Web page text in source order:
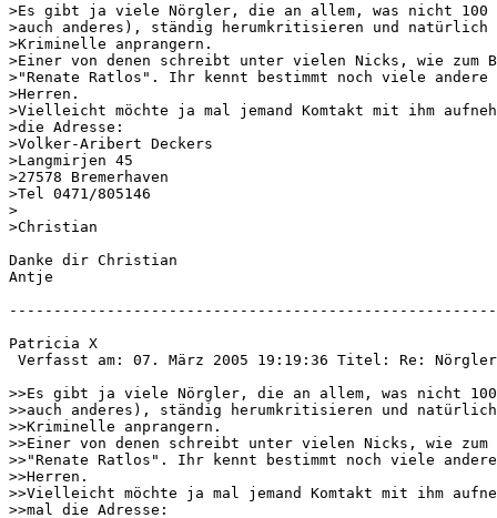
>Es gibt ja viele Nörgler, die an allem, was nicht 100
>auch anderes), ständig herumkritisieren und natürlich
>Kriminelle anprangern.
>Einer von denen schreibt unter vielen Nicks, wie zum
>"Renate Ratlos". Ihr kennt bestimmt noch viele andere
>Herren.
>Vielleicht möchte ja mal jemand Komtakt mit ihm
>die Adresse:
>Volker-Aribert Deckers
>Langmirjen 45
>27578 Bremerhaven
>Tel 0471/805146
>
>Christian
Danke dir Christian
Antje
Patricia X
Verfasst am: 07. März 2005 19:19:36 Titel: Re: Nörgler
>>Es gibt ja viele Nörgler, die an allem, was nicht
>>auch anderes), ständig herumkritisieren und
>>Kriminelle anprangern.
>>Einer von denen schreibt unter vielen Nicks, wie zum
>>"Renate Ratlos". Ihr kennt bestimmt noch viele
>>Herren.
>>Vielleicht möchte ja mal jemand Komtakt mit ihm
>>mal die Adresse: